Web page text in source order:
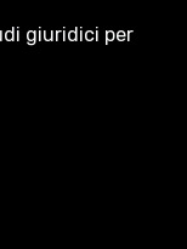
giuridici per